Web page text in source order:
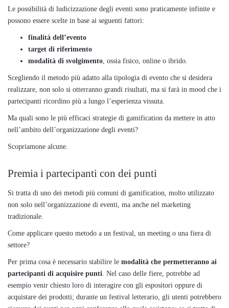
Le possibilità di ludicizzazione degli eventi sono praticamente infinite e
possono essere scelte in base ai seguenti fattori:
finalità dell’evento
target di riferimento
modalità di svolgimento , ossia fisico, online o ibrido.
Scegliendo il metodo più adatto alla tipologia di evento che si desidera
realizzare, non solo si otterranno grandi risultati, ma si farà in mood che i
partecipanti ricordino più a lungo l’esperienza vissuta.
Ma quali sono le più efficaci strategie di gamification da mettere in atto
nell’ambito dell’organizzazione degli eventi?
Scopriamone alcune.
Premia i partecipanti con dei punti
Si tratta di uno dei metodi più comuni di gamification, molto utilizzato
non solo nell’organizzazione di eventi, ma anche nel marketing
tradizionale.
Come applicare questo metodo a un festival, un meeting o una fiera di
settore?
Per prima cosa è necessario stabilire le modalità che permetteranno ai
partecipanti di acquisire punti . Nel caso delle fiere, potrebbe ad
esempio venir chiesto loro di interagire con gli espositori oppure di
acquistare dei prodotti; durante un festival letterario, gli utenti potrebbero